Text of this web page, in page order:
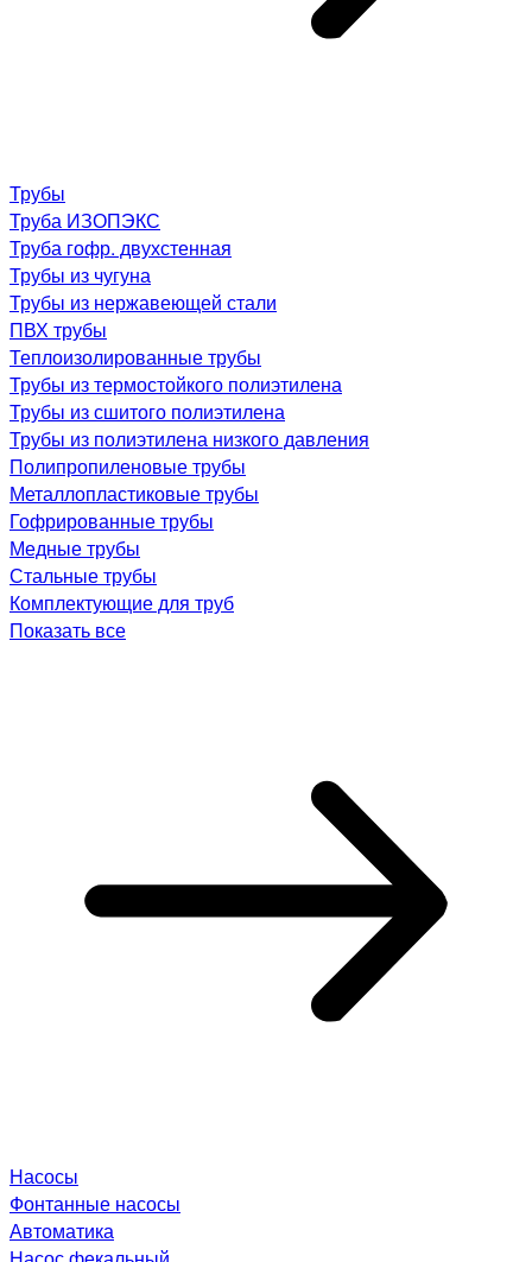
Трубы
Труба ИЗОПЭКС
Труба гофр. двухстенная
Трубы из чугуна
Трубы из нержавеющей стали
ПВХ трубы
Теплоизолированные трубы
Трубы из термостойкого полиэтилена
Трубы из сшитого полиэтилена
Трубы из полиэтилена низкого давления
Полипропиленовые трубы
Металлопластиковые трубы
Гофрированные трубы
Медные трубы
Стальные трубы
Комплектующие для труб
Показать все
Насосы
Фонтанные насосы
Автоматика